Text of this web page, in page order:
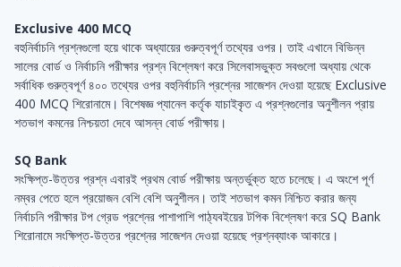
Exclusive 400 MCQ
বহুনির্বাচনি প্রশ্নগুলো হয়ে থাকে অধ্যায়ের গুরুত্বপূর্ণ তথ্যের ওপর। তাই এখানে বিভিন্ন
সালের বোর্ড ও নির্বাচনি পরীক্ষার প্রশ্ন বিশ্লেষণ করে সিলেবাসভুক্ত সবগুলো অধ্যায় থেকে
সর্বাধিক গুরুত্বপূর্ণ ৪০০ তথ্যের ওপর বহুনির্বাচনি প্রশ্নের সাজেশন দেওয়া হয়েছে Exclusive
400 MCQ শিরোনামে। বিশেষজ্ঞ প্যানেল কর্তৃক যাচাইকৃত এ প্রশ্নগুলোর অনুশীলন প্রায়
শতভাগ কমনের নিশ্চয়তা দেবে আসন্ন বোর্ড পরীক্ষায়।
SQ Bank
সংক্ষিপ্ত-উত্তর প্রশ্ন এবারই প্রথম বোর্ড পরীক্ষায় অন্তর্ভুক্ত হতে চলেছে। এ অংশে পূর্ণ
নম্বর পেতে হলে প্রয়োজন বেশি বেশি অনুশীলন। তাই শতভাগ কমন নিশ্চিত করার জন্য
নির্বাচনি পরীক্ষার টপ গ্রেড প্রশ্নের পাশাপাশি পাঠ্যবইয়ের টপিক বিশ্লেষণ করে SQ Bank
শিরোনামে সংক্ষিপ্ত-উত্তর প্রশ্নের সাজেশন দেওয়া হয়েছে প্রশ্নব্যাংক আকারে।